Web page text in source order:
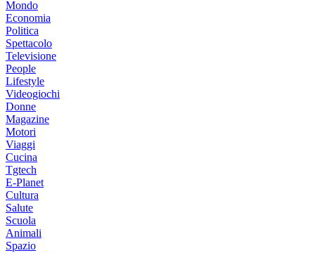
Mondo
Economia
Politica
Spettacolo
Televisione
People
Lifestyle
Videogiochi
Donne
Magazine
Motori
Viaggi
Cucina
Tgtech
E-Planet
Cultura
Salute
Scuola
Animali
Spazio